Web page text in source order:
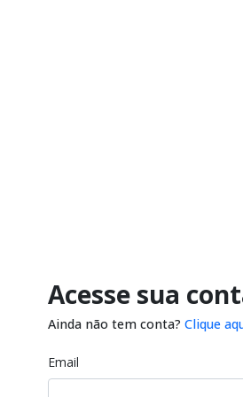
Acesse sua
Ainda não tem conta? Clique
Email